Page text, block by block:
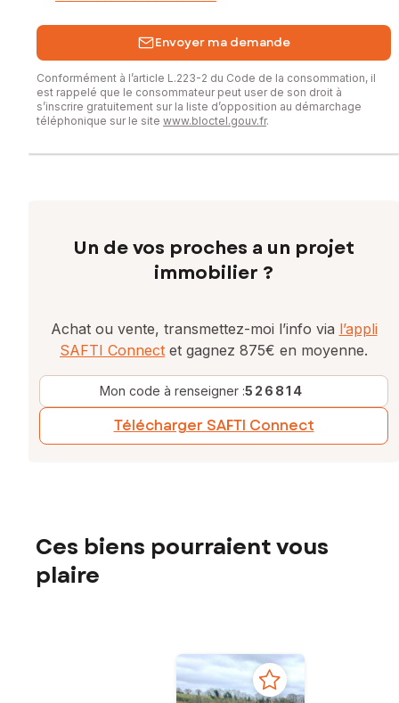
Envoyer ma demande
Conformément à l’article L.223-2 du Code de la consommation, il
est rappelé que le consommateur peut user de son droit à
s’inscrire gratuitement sur la liste d’opposition au démarchage
téléphonique sur le site www.bloctel.gouv.fr.
Un de vos proches a un projet
immobilier ?
Achat ou vente, transmettez-moi l’info via l’appli
SAFTI Connect et gagnez 875€ en moyenne.
Mon code à renseigner :526814
Télécharger SAFTI Connect
Ces biens pourraient vous
plaire